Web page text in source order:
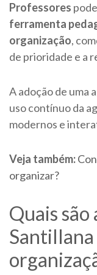
Professores
ferramenta
organização,
de prioridade e a
A adoção de uma
uso contínuo da
modernos e
Veja também:
organizar?
Quais são
Santillana